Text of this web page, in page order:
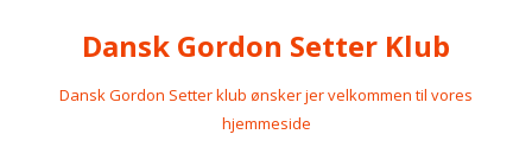
Dansk Gordon Setter Klub
Dansk Gordon Setter klub ønsker jer velkommen til vores
hjemmeside